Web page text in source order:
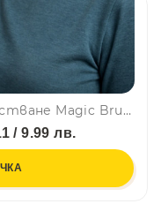
Акумулаторна четка за почистване Magic Brush с три приставки, водоустойчива, мощен мотор, бързо зареждане TYPE C
/ 9.99 лв.